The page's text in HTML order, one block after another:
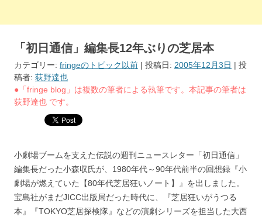
「初日通信」編集長12年ぶりの芝居本
カテゴリー: fringeのトピック以前 | 投稿日: 2005年12月3日 | 投
稿者: 荻野達也
●「fringe blog」は複数の筆者による執筆です。本記事の筆者は
荻野達也 です。
小劇場ブームを支えた伝説の週刊ニュースレター「初日通信」
編集長だった小森収氏が、1980年代～90年代前半の回想録『小
劇場が燃えていた【80年代芝居狂いノート】』を出しました。
宝島社がまだJICC出版局だった時代に、『芝居狂いがうつる
本』『TOKYO芝居探検隊』などの演劇シリーズを担当した大西